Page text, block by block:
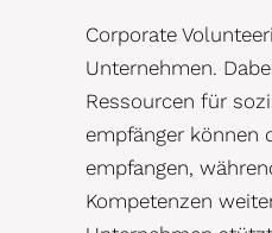
Corporate
Unternehmen.
Ressourcen für
empfänger können
empfangen,
Kompetenzen